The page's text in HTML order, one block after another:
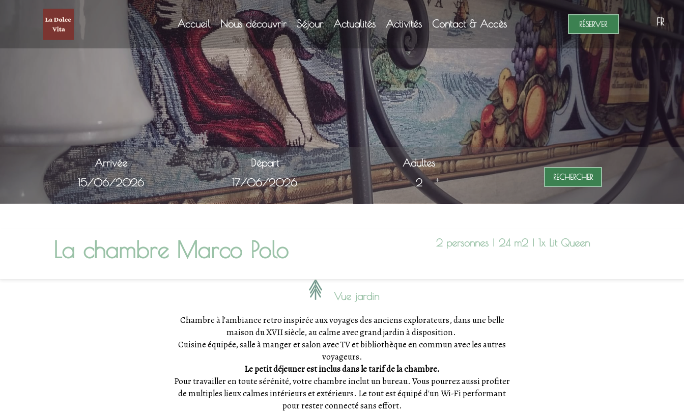
Accueil Nous découvrir Séjour Actualités Activités Contact & Accès RÉSERVER FR
Arrivée Départ
Adultes
-
+ RECHERCHER
La chambre Marco Polo 2 personnes | 24 m2 | 1x Lit Queen
Vue jardin
Chambre à l'ambiance retro inspirée aux voyages des anciens explorateurs, dans une belle
maison du XVII siècle, au calme avec grand jardin à disposition.
Cuisine équipée, salle à manger et salon avec TV et bibliothèque en commun avec les autres
voyageurs.
Le petit déjeuner est inclus dans le tarif de la chambre.
Pour travailler en toute sérénité, votre chambre inclut un bureau. Vous pourrez aussi profiter
de multiples lieux calmes intérieurs et extérieurs. Le tout est équipé d'un Wi-Fi performant
pour rester connecté sans effort.